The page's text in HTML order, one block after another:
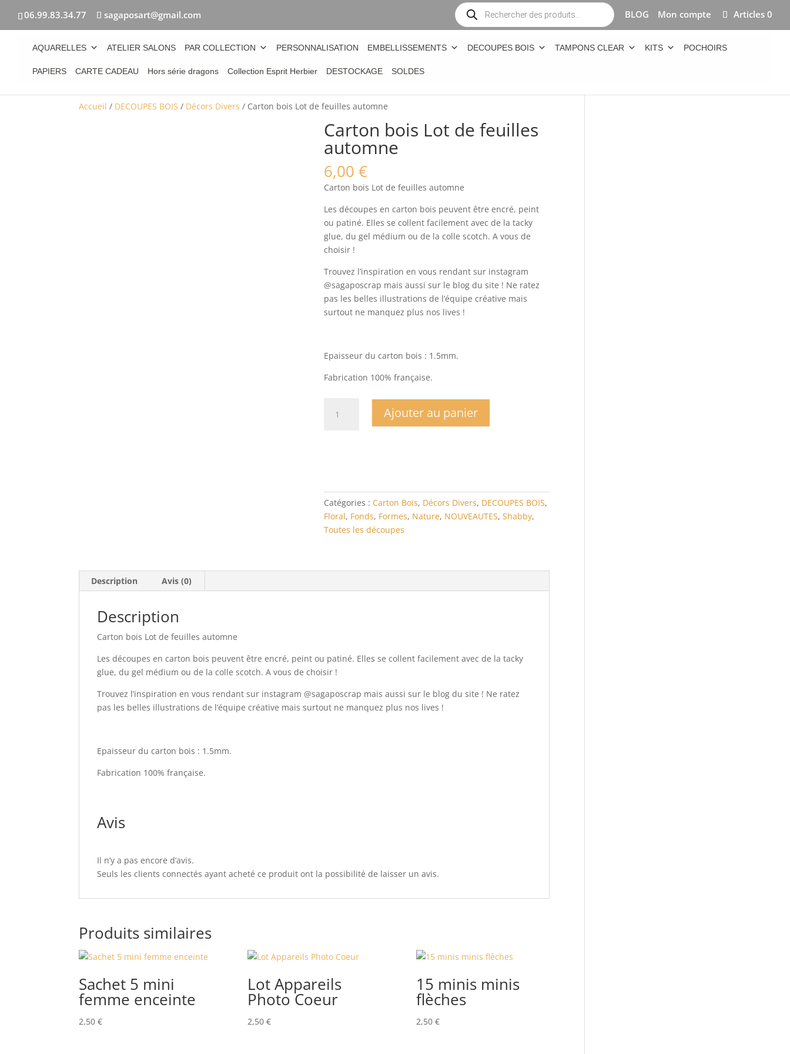
06.99.83.34.77 sagaposart@gmail.com
Recherche
de
produits
BLOG Mon compte Articles 0
AQUARELLES ATELIER SALONS PAR COLLECTION PERSONNALISATION EMBELLISSEMENTS DECOUPES BOIS TAMPONS CLEAR KITS POCHOIRS
PAPIERS CARTE CADEAU Hors série dragons Collection Esprit Herbier DESTOCKAGE SOLDES
Accueil / DECOUPES BOIS / Décors Divers / Carton bois Lot de feuilles automne
Carton bois Lot de feuilles
automne
6,00 €
Carton bois Lot de feuilles automne
Les découpes en carton bois peuvent être encré, peint
ou patiné. Elles se collent facilement avec de la tacky
glue, du gel médium ou de la colle scotch. A vous de
choisir !
Trouvez l’inspiration en vous rendant sur instagram
@sagaposcrap mais aussi sur le blog du site ! Ne ratez
pas les belles illustrations de l’équipe créative mais
surtout ne manquez plus nos lives !
Epaisseur du carton bois : 1.5mm.
Fabrication 100% française.
automne
Ajouter au panier
Catégories : Carton Bois, Décors Divers, DECOUPES BOIS,
Floral, Fonds, Formes, Nature, NOUVEAUTES, Shabby,
Toutes les découpes
Description Avis (0)
Description
Carton bois Lot de feuilles automne
Les découpes en carton bois peuvent être encré, peint ou patiné. Elles se collent facilement avec de la tacky
glue, du gel médium ou de la colle scotch. A vous de choisir !
Trouvez l’inspiration en vous rendant sur instagram @sagaposcrap mais aussi sur le blog du site ! Ne ratez
pas les belles illustrations de l’équipe créative mais surtout ne manquez plus nos lives !
Epaisseur du carton bois : 1.5mm.
Fabrication 100% française.
Avis
Il n’y a pas encore d’avis.
Seuls les clients connectés ayant acheté ce produit ont la possibilité de laisser un avis.
Produits similaires
Sachet 5 mini
femme enceinte
2,50€
Lot Appareils
Photo Coeur
2,50€
15 minis minis
flèches
2,50€